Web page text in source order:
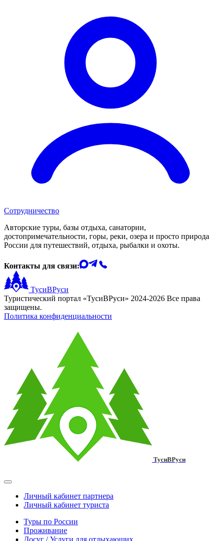
Сотрудничество
Авторские туры, базы отдыха, санатории,
достопримечательности, горы, реки, озера и просто природа
России для путешествий, отдыха, рыбалки и охоты.
Контакты для связи:
ТусиВРуси
Туристический портал «ТусиВРуси» 2024-2026 Все права
защищены.
Политика конфиденциальности
ТусиВРуси
Личный кабинет партнера
Личный кабинет туриста
Туры по России
Проживание
Досуг / Услуги для отдыхающих